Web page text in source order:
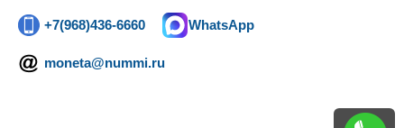
+7(968)436-6660 WhatsApp
moneta@nummi.ru